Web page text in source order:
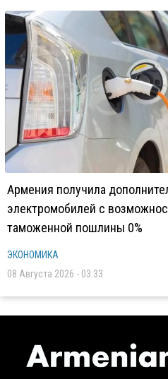
Армения получила
электромобилей с
таможенной пошлины 0%
ЭКОНОМИКА
08 Августа 2026 - 03:33